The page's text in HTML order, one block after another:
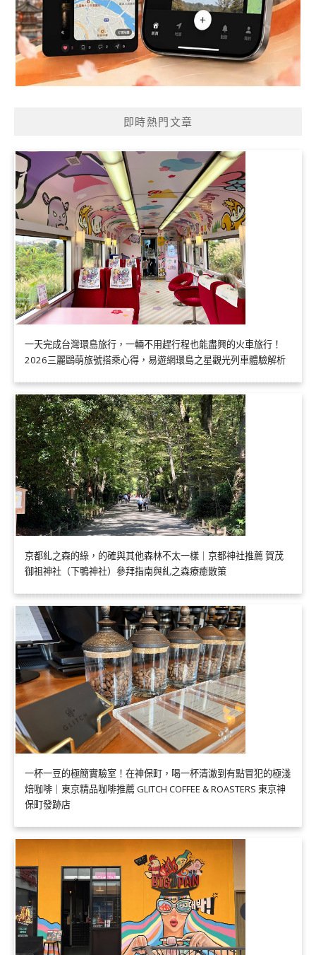
即時熱門文章
一天完成台灣環島旅行，一輛不用趕行程也能盡興的火車旅行！
2026三麗鷗萌旅號搭乘心得，易遊網環島之星觀光列車體驗解析
京都糺之森的綠，的確與其他森林不太一樣｜京都神社推薦 賀茂
御祖神社（下鴨神社）參拜指南與糺之森療癒散策
一杯一豆的極簡實驗室！在神保町，喝一杯清澈到有點冒犯的極淺
焙咖啡｜東京精品咖啡推薦 GLITCH COFFEE & ROASTERS 東京神
保町發跡店